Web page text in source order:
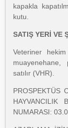
kapakla
kutu.
SATIŞ YERİ VE
Veteriner
muayenehane,
satılır (VHR).
PROSPEKTÜS
HAYVANCILIK
NUMARASI: